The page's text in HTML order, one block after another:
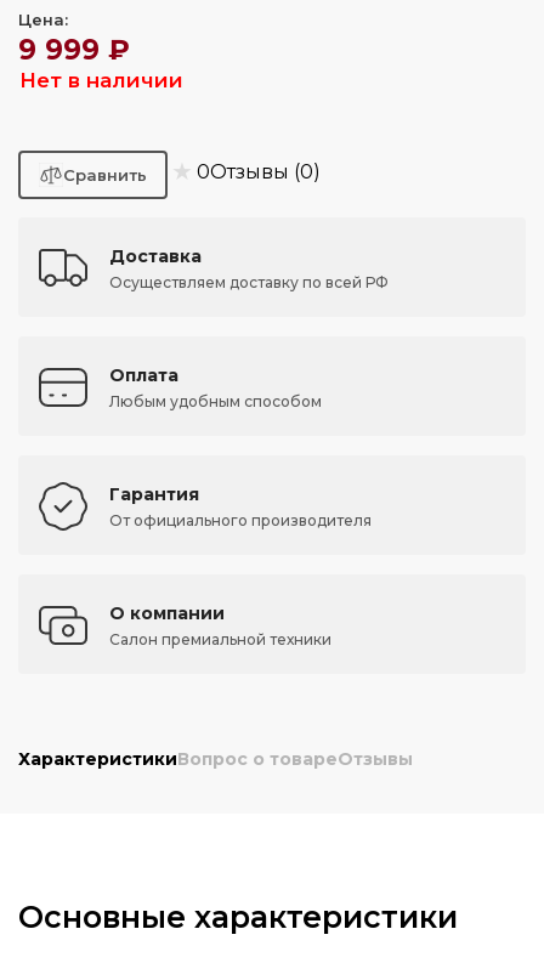
Цена:
9 999 ₽
Нет в наличии
★ 0Отзывы (0)
Доставка
Осуществляем доставку по всей РФ
Оплата
Любым удобным способом
Гарантия
От официального производителя
О компании
Салон премиальной техники
ХарактеристикиВопрос о товареОтзывы
Основные характеристики